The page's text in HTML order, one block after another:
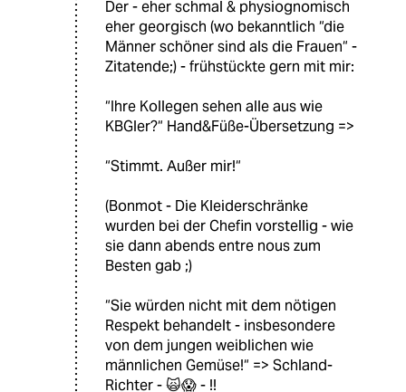
Der - eher schmal & physiognomisch
eher georgisch (wo bekanntlich “die
Männer schöner sind als die Frauen“ -
Zitatende;) - frühstückte gern mit mir:
“Ihre Kollegen sehen alle aus wie
KBGler?“ Hand&Füße-Übersetzung =>
“Stimmt. Außer mir!“
(Bonmot - Die Kleiderschränke
wurden bei der Chefin vorstellig - wie
sie dann abends entre nous zum
Besten gab ;)
“Sie würden nicht mit dem nötigen
Respekt behandelt - insbesondere
von dem jungen weiblichen wie
männlichen Gemüse!“ => Schland-
Richter - 🙀😱 - !!